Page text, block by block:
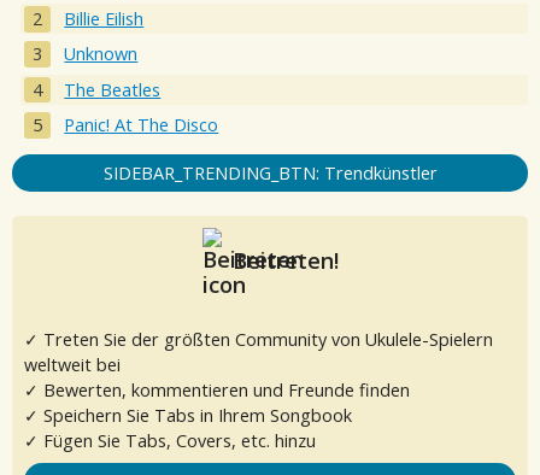
Billie Eilish
Unknown
The Beatles
Panic! At The Disco
SIDEBAR_TRENDING_BTN: Trendkünstler
Beitreten!
✓ Treten Sie der größten Community von Ukulele-Spielern
weltweit bei
✓ Bewerten, kommentieren und Freunde finden
✓ Speichern Sie Tabs in Ihrem Songbook
✓ Fügen Sie Tabs, Covers, etc. hinzu